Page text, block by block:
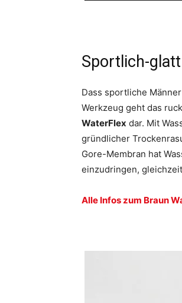
Sportlich-
Dass sportliche
Werkzeug geht das
WaterFlex dar. Mit
gründlicher
Gore-Membran hat
einzudringen,
Alle Infos zum Braun